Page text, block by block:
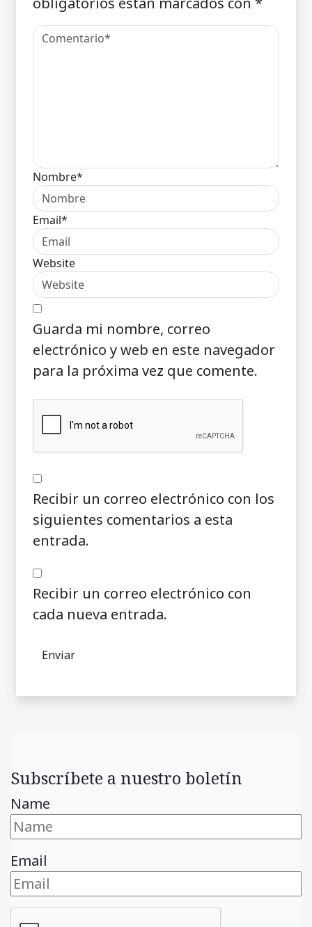
Nombre*
Email*
Website
Guarda mi nombre, correo
electrónico y web en este navegador
para la próxima vez que comente.
Recibir un correo electrónico con los
siguientes comentarios a esta
entrada.
Recibir un correo electrónico con
cada nueva entrada.
Subscríbete a nuestro boletín
Name
Email